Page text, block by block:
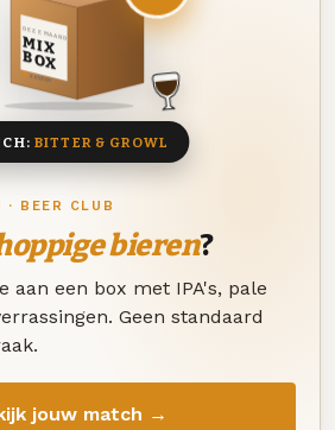
· BEER CLUB
bieren?
aan een box met IPA's, pale
Geen standaard
jouw match →
DEZE MAAND
MIX
BOX
8 BIEREN
BITTER & GROWL